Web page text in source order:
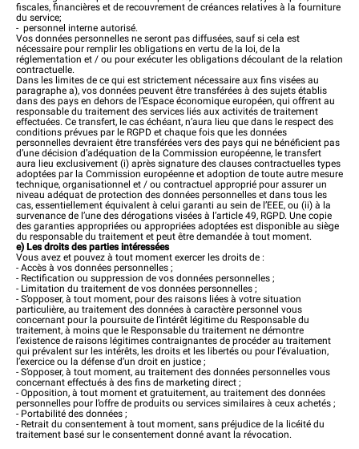
fiscales, financières et de recouvrement de créances relatives à la fourniture
du service;
- personnel interne autorisé.
Vos données personnelles ne seront pas diffusées, sauf si cela est
nécessaire pour remplir les obligations en vertu de la loi, de la
réglementation et / ou pour exécuter les obligations découlant de la relation
contractuelle.
Dans les limites de ce qui est strictement nécessaire aux fins visées au
paragraphe a), vos données peuvent être transférées à des sujets établis
dans des pays en dehors de l’Espace économique européen, qui offrent au
responsable du traitement des services liés aux activités de traitement
effectuées. Ce transfert, le cas échéant, n’aura lieu que dans le respect des
conditions prévues par le RGPD et chaque fois que les données
personnelles devraient être transférées vers des pays qui ne bénéficient pas
d’une décision d’adéquation de la Commission européenne, le transfert
aura lieu exclusivement (i) après signature des clauses contractuelles types
adoptées par la Commission européenne et adoption de toute autre mesure
technique, organisationnel et / ou contractuel approprié pour assurer un
niveau adéquat de protection des données personnelles et dans tous les
cas, essentiellement équivalent à celui garanti au sein de l’EEE, ou (ii) à la
survenance de l’une des dérogations visées à l’article 49, RGPD. Une copie
des garanties appropriées ou appropriées adoptées est disponible au siège
du responsable du traitement et peut être demandée à tout moment.
e) Les droits des parties intéressées
Vous avez et pouvez à tout moment exercer les droits de :
- Accès à vos données personnelles ;
- Rectification ou suppression de vos données personnelles ;
- Limitation du traitement de vos données personnelles ;
- S’opposer, à tout moment, pour des raisons liées à votre situation
particulière, au traitement des données à caractère personnel vous
concernant pour la poursuite de l’intérêt légitime du Responsable du
traitement, à moins que le Responsable du traitement ne démontre
l’existence de raisons légitimes contraignantes de procéder au traitement
qui prévalent sur les intérêts, les droits et les libertés ou pour l’évaluation,
l’exercice ou la défense d’un droit en justice ;
- S’opposer, à tout moment, au traitement des données personnelles vous
concernant effectués à des fins de marketing direct ;
- Opposition, à tout moment et gratuitement, au traitement des données
personnelles pour l’offre de produits ou services similaires à ceux achetés ;
- Portabilité des données ;
- Retrait du consentement à tout moment, sans préjudice de la licéité du
traitement basé sur le consentement donné avant la révocation.